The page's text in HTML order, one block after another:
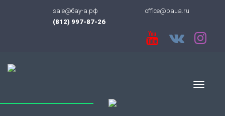
sale@бау-а.рф
office@baua.ru
(812) 997-87-26
Menu